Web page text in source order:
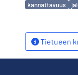
kannattavuus
Tietueen